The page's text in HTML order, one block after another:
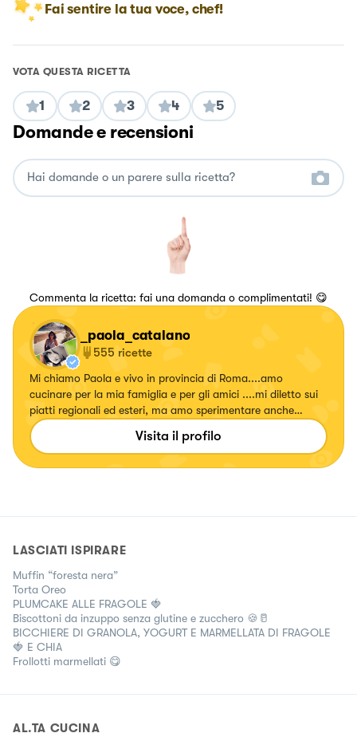
Fai sentire la tua voce, chef!
VOTA QUESTA RICETTA
1 2 3 4 5
Domande e recensioni
Commenta la ricetta: fai una domanda o complimentati! 😋
_paola_catalano
555 ricette
Mi chiamo Paola e vivo in provincia di Roma....amo
cucinare per la mia famiglia e per gli amici ....mi diletto sui
piatti regionali ed esteri, ma amo sperimentare anche
ricette con erbe e fiori, confetture e liquori. Seguitemi!!!!
Su... #fattierifattiamodomioVisita il profilo
LASCIATI ISPIRARE
Muffin “foresta nera”
Torta Oreo
PLUMCAKE ALLE FRAGOLE 🍓
Biscottoni da inzuppo senza glutine e zucchero 🍪🥛
BICCHIERE DI GRANOLA, YOGURT E MARMELLATA DI FRAGOLE
🍓 E CHIA
Frollotti marmellati 😋
AL.TA CUCINA